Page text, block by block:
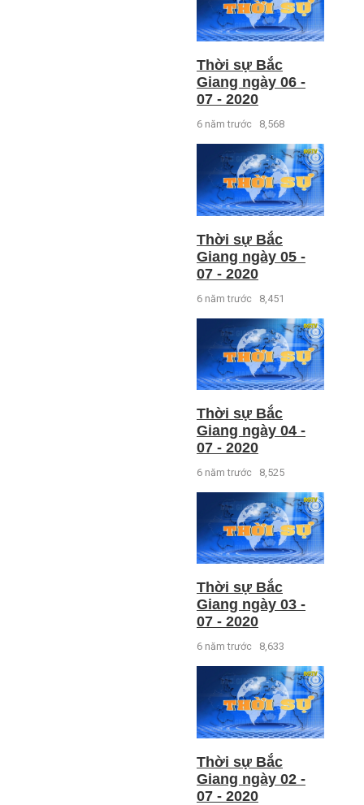
Thời sự Bắc
Giang ngày 06 -
07 - 2020
6 năm trước 8,568
Thời sự Bắc
Giang ngày 05 -
07 - 2020
6 năm trước 8,451
Thời sự Bắc
Giang ngày 04 -
07 - 2020
6 năm trước 8,525
Thời sự Bắc
Giang ngày 03 -
07 - 2020
6 năm trước 8,633
Thời sự Bắc
Giang ngày 02 -
07 - 2020